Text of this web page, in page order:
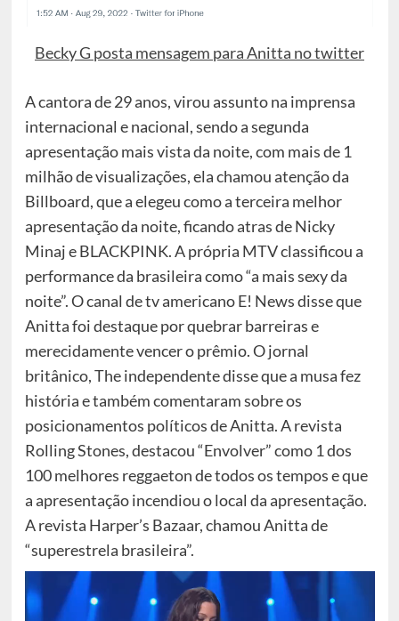
Becky G posta mensagem para Anitta no twitter
A cantora de 29 anos, virou assunto na imprensa
internacional e nacional, sendo a segunda
apresentação mais vista da noite, com mais de 1
milhão de visualizações, ela chamou atenção da
Billboard, que a elegeu como a terceira melhor
apresentação da noite, ficando atras de Nicky
Minaj e BLACKPINK. A própria MTV classificou a
performance da brasileira como “a mais sexy da
noite”. O canal de tv americano E! News disse que
Anitta foi destaque por quebrar barreiras e
merecidamente vencer o prêmio. O jornal
britânico, The independente disse que a musa fez
história e também comentaram sobre os
posicionamentos políticos de Anitta. A revista
Rolling Stones, destacou “Envolver” como 1 dos
100 melhores reggaeton de todos os tempos e que
a apresentação incendiou o local da apresentação.
A revista Harper’s Bazaar, chamou Anitta de
“superestrela brasileira”.
Tocador
de